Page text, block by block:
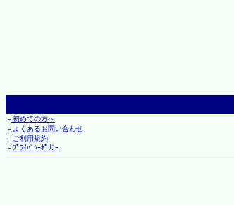
├初めての方へ
├ よくあるお問い合わせ
├ご利用規約
└ﾌﾟﾗｲﾊﾞｼｰﾎﾟﾘｼｰ